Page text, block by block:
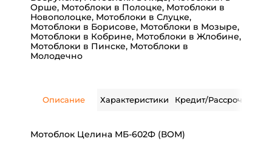
Орше, Мотоблоки в Полоцке, Мотоблоки в
Новополоцке, Мотоблоки в Слуцке,
Мотоблоки в Борисове, Мотоблоки в Мозыре,
Мотоблоки в Кобрине, Мотоблоки в Жлобине,
Мотоблоки в Пинске, Мотоблоки в
Молодечно
Описание Характеристики Кредит/Рассрочка
Мотоблок Целина МБ-602Ф (ВОМ)